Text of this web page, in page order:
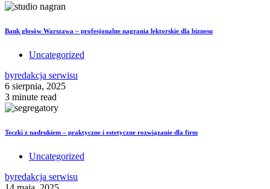
Bank głosów Warszawa – profesjonalne nagrania lektorskie dla biznesu
Uncategorized
byredakcja serwisu
6 sierpnia, 2025
3 minute read
Teczki z nadrukiem – praktyczne i estetyczne rozwiązanie dla firm
Uncategorized
byredakcja serwisu